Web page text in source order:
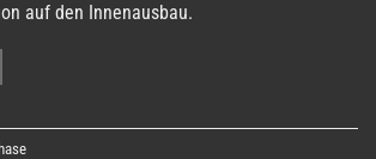
auf den Innenausbau.